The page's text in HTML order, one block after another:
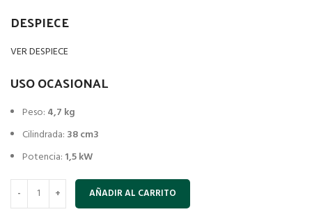
DESPIECE
VER DESPIECE
USO OCASIONAL
Peso: 4,7 kg
Cilindrada: 38 cm3
Potencia: 1,5 kW
AÑADIR AL CARRITO